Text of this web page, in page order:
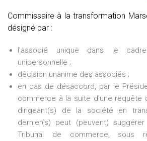
Commissaire à la transformation
désigné par :
l’associé unique dans le
unipersonnelle ;
décision unanime des associés ;
en cas de désaccord, par le
commerce à la suite d’une requête
dirigeant(s) de la société en
dernier(s) peut (peuvent)
Tribunal de commerce, sous